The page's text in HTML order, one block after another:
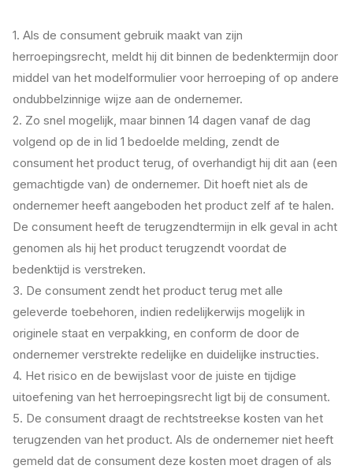
1. Als de consument gebruik maakt van zijn
herroepingsrecht, meldt hij dit binnen de bedenktermijn door
middel van het modelformulier voor herroeping of op andere
ondubbelzinnige wijze aan de ondernemer.
2. Zo snel mogelijk, maar binnen 14 dagen vanaf de dag
volgend op de in lid 1 bedoelde melding, zendt de
consument het product terug, of overhandigt hij dit aan (een
gemachtigde van) de ondernemer. Dit hoeft niet als de
ondernemer heeft aangeboden het product zelf af te halen.
De consument heeft de terugzendtermijn in elk geval in acht
genomen als hij het product terugzendt voordat de
bedenktijd is verstreken.
3. De consument zendt het product terug met alle
geleverde toebehoren, indien redelijkerwijs mogelijk in
originele staat en verpakking, en conform de door de
ondernemer verstrekte redelijke en duidelijke instructies.
4. Het risico en de bewijslast voor de juiste en tijdige
uitoefening van het herroepingsrecht ligt bij de consument.
5. De consument draagt de rechtstreekse kosten van het
terugzenden van het product. Als de ondernemer niet heeft
gemeld dat de consument deze kosten moet dragen of als